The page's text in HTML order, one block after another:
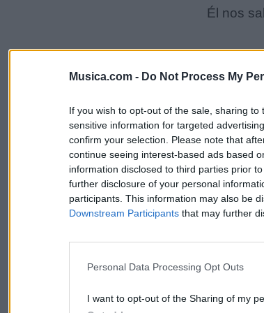
Musica.com - Do Not Process My
If you wish to opt-out of the sale, sharing
sensitive information for targeted
confirm your selection. Please note that
continue seeing interest-based ads based
information disclosed to third parties prior
further disclosure of your personal
participants. This information may also be
Downstream Participants that may further
Personal Data Processing Opt Outs
I want to opt-out of the Sharing of my
Él nos
A la gente que
Los llevo en el
Juro que